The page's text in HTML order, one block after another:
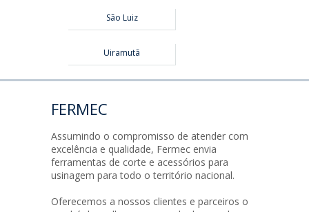
São Luiz
Uiramutã
FERMEC
Assumindo o compromisso de atender com
excelência e qualidade, Fermec envia
ferramentas de corte e acessórios para
usinagem para todo o território nacional.
Oferecemos a nossos clientes e parceiros o